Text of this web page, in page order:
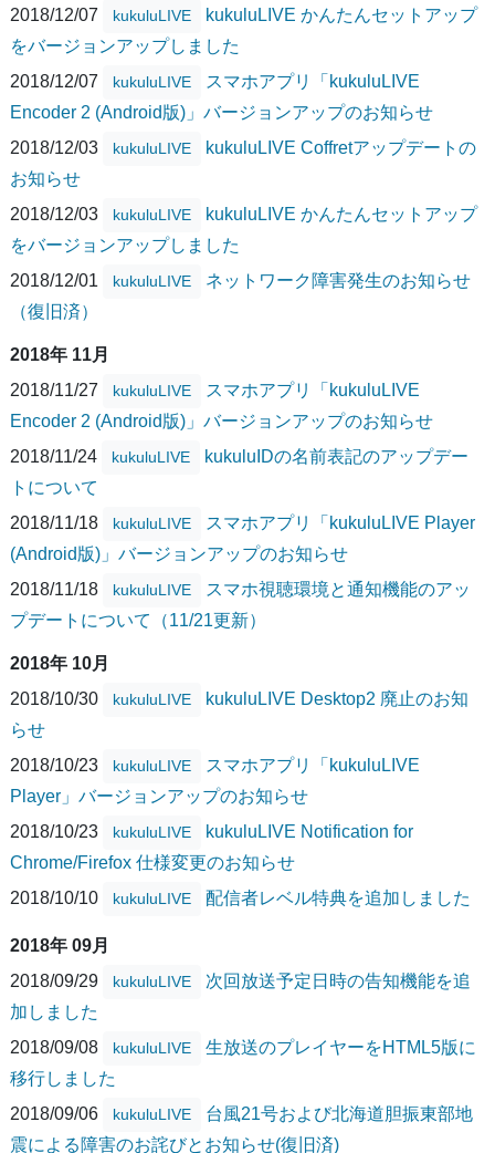
2018/12/07 kukuluLIVE
kukuluLIVE かんたんセットアップ
をバージョンアップしました
2018/12/07
kukuluLIVE
スマホアプリ「kukuluLIVE
Encoder 2 (Android版)」バージョンアップのお知らせ
2018/12/03
kukuluLIVE
kukuluLIVE Coffretアップデートの
お知らせ
2018/12/03
kukuluLIVE
kukuluLIVE かんたんセットアップ
をバージョンアップしました
2018/12/01
kukuluLIVE
ネットワーク障害発生のお知らせ
（復旧済）
2018年 11月
2018/11/27
kukuluLIVE
スマホアプリ「kukuluLIVE
Encoder 2 (Android版)」バージョンアップのお知らせ
2018/11/24
kukuluLIVE
kukuluIDの名前表記のアップデー
トについて
2018/11/18
kukuluLIVE
スマホアプリ「kukuluLIVE Player
(Android版)」バージョンアップのお知らせ
2018/11/18
kukuluLIVE
スマホ視聴環境と通知機能のアッ
プデートについて（11/21更新）
2018年 10月
2018/10/30
kukuluLIVE
kukuluLIVE Desktop2 廃止のお知
らせ
2018/10/23
kukuluLIVE
スマホアプリ「kukuluLIVE
Player」バージョンアップのお知らせ
2018/10/23
kukuluLIVE
kukuluLIVE Notification for
Chrome/Firefox 仕様変更のお知らせ
2018/10/10
kukuluLIVE 配信者レベル特典を追加しました
2018年 09月
2018/09/29
kukuluLIVE
次回放送予定日時の告知機能を追
加しました
2018/09/08
kukuluLIVE
生放送のプレイヤーをHTML5版に
移行しました
2018/09/06
kukuluLIVE
台風21号および北海道胆振東部地
震による障害のお詫びとお知らせ(復旧済)